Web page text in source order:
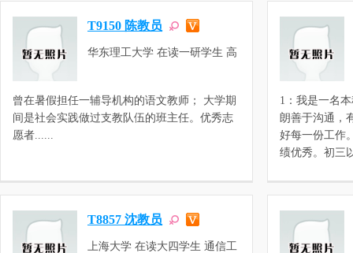
T9150 陈教员
华东理工大学 在读一研学生 高
曾在暑假担任一辅导机构的语文教师； 大学期
间是社会实践做过支教队伍的班主任。优秀志
愿者......
1：我是一名
朗善于沟通，
好每一份工作
绩优秀。初三
T8857 沈教员
上海大学 在读大四学生 通信工